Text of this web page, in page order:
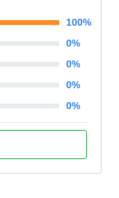
100%
0%
0%
0%
0%